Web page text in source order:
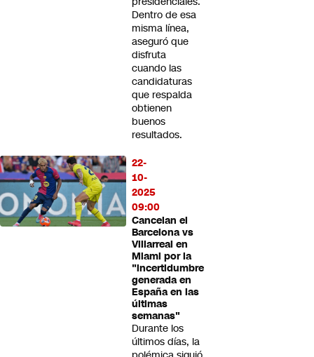
Dentro de esa
misma línea,
aseguró que
disfruta
cuando las
candidaturas
que respalda
obtienen
buenos
resultados.
22-
10-
2025
09:00
Cancelan el
Barcelona vs
Villarreal en
Miami por la
"incertidumbre
generada en
España en las
últimas
semanas"
Durante los
últimos días, la